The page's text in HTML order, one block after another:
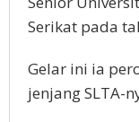
Serikat pada
Gelar ini ia
jenjang SLTA-